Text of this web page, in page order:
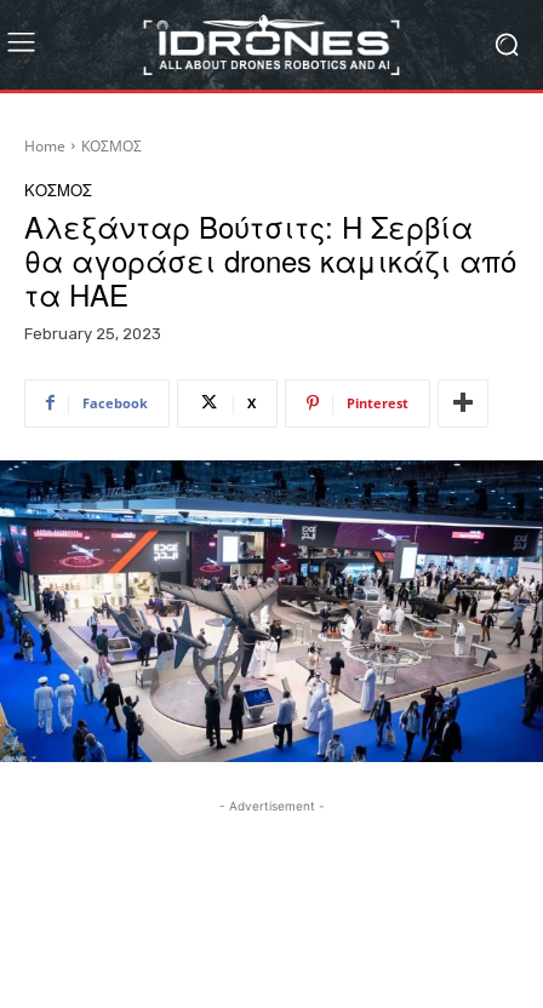
Home ΚΟΣΜΟΣ
ΚΟΣΜΟΣ
Αλεξάνταρ Βούτσιτς: Η Σερβία
θα αγοράσει drones καμικάζι από
τα ΗΑΕ
February 25, 2023
Facebook X Pinterest
- Advertisement -